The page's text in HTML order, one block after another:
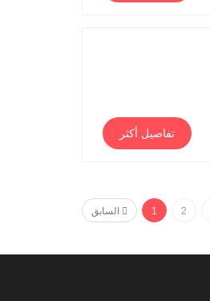
تفاصيل أكثر
السابق 1 2